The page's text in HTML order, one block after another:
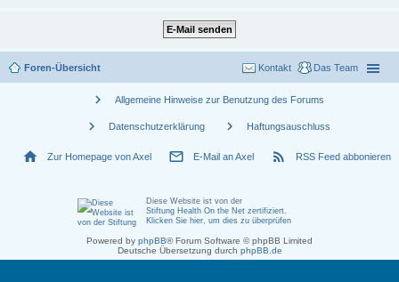
Foren-Übersicht Das Team
Kontakt
chevron_right Allgemeine Hinweise zur Benutzung des Forums
chevron_right Datenschutzerklärung chevron_right Haftungsauschluss
home Zur Homepage von Axel mail_outline E-Mail an Axel rss_feed RSS Feed abbonieren
Diese Website ist von der
Stiftung Health On the Net zertifiziert.
Klicken Sie hier, um dies zu überprüfen
Powered by phpBB® Forum Software © phpBB Limited
Deutsche Übersetzung durch phpBB.de